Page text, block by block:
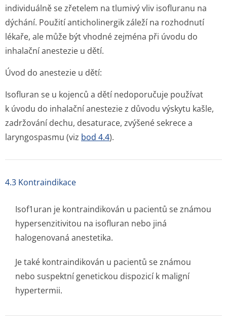
individuálně se zřetelem na tlumivý vliv isofluranu na
dýchání. Použití anticholinergik záleží na rozhodnutí
lékaře, ale může být vhodné zejména při úvodu do
inhalační anestezie u dětí.
Úvod do anestezie u dětí:
Isofluran se u kojenců a dětí nedoporučuje používat
k úvodu do inhalační anestezie z důvodu výskytu kašle,
zadržování dechu, desaturace, zvýšené sekrece a
laryngospasmu (viz bod 4.4).
4.3 Kontraindikace
Isof1uran je kontraindikován u pacientů se známou
hypersenzitivitou na isofluran nebo jiná
halogenovaná anestetika.
Je také kontraindikován u pacientů se známou
nebo suspektní genetickou dispozicí k maligní
hypertermii.